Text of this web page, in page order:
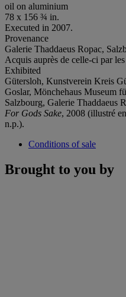
oil on aluminium
78 x 156 ¾ in.
Executed in 2007.
Provenance
Galerie Thaddaeus Ropac,
Acquis auprès de celle-ci par
Exhibited
Gütersloh, Kunstverein Kreis
Goslar, Mönchehaus Museum
Salzbourg, Galerie Thaddaeus
For Gods Sake, 2008 (illustré
n.p.).
Conditions of sale
Brought to you by